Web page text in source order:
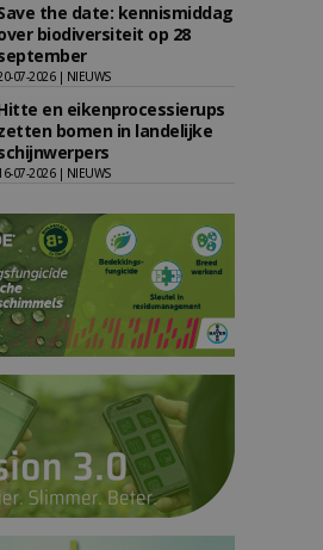
the date: kennismiddag
biodiversiteit op 28
07-2026 | NIEUWS
en eikenprocessierups
bomen in landelijke
07-2026 | NIEUWS